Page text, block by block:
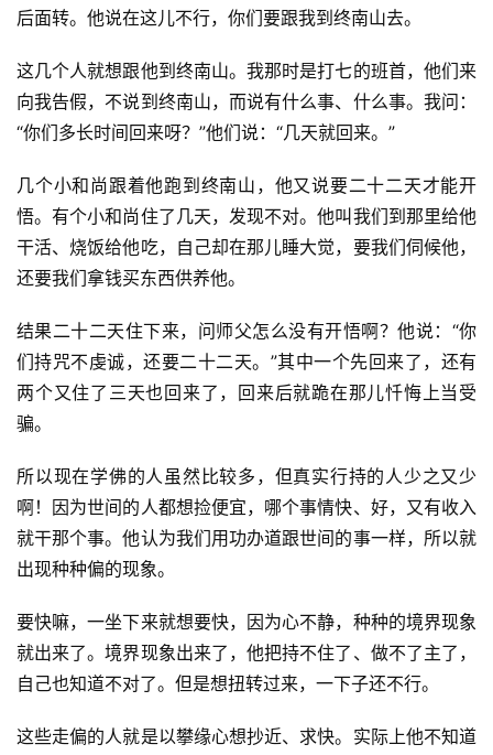
后面转。他说在这儿不行，你们要跟我到终南山去。
这几个人就想跟他到终南山。我那时是打七的班首，他们来
向我告假，不说到终南山，而说有什么事、什么事。我问：
“你们多长时间回来呀？”他们说：“几天就回来。”
几个小和尚跟着他跑到终南山，他又说要二十二天才能开
悟。有个小和尚住了几天，发现不对。他叫我们到那里给他
干活、烧饭给他吃，自己却在那儿睡大觉，要我们伺候他，
还要我们拿钱买东西供养他。
结果二十二天住下来，问师父怎么没有开悟啊？他说：“你
们持咒不虔诚，还要二十二天。”其中一个先回来了，还有
两个又住了三天也回来了，回来后就跪在那儿忏悔上当受
骗。
所以现在学佛的人虽然比较多，但真实行持的人少之又少
啊！因为世间的人都想捡便宜，哪个事情快、好，又有收入
就干那个事。他认为我们用功办道跟世间的事一样，所以就
出现种种偏的现象。
要快嘛，一坐下来就想要快，因为心不静，种种的境界现象
就出来了。境界现象出来了，他把持不住了、做不了主了，
自己也知道不对了。但是想扭转过来，一下子还不行。
这些走偏的人就是以攀缘心想抄近、求快。实际上他不知道